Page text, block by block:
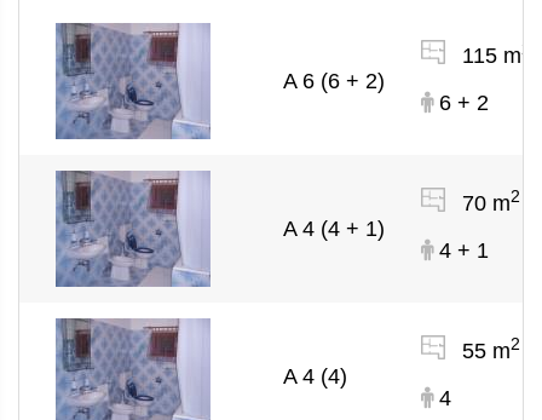
A 6 (6 + 2)
115 m
6 + 2
A 4 (4 + 1)
70 m2
4 + 1
A 4 (4)
55 m2
4